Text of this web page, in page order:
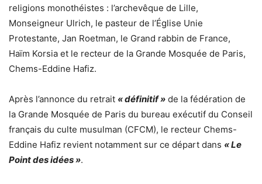
religions monothéistes : l’archevêque de Lille,
Monseigneur Ulrich, le pasteur de l’Église Unie
Protestante, Jan Roetman, le Grand rabbin de France,
Haïm Korsia et le recteur de la Grande Mosquée de Paris,
Chems-Eddine Hafiz.
Après l’annonce du retrait « définitif » de la fédération de
la Grande Mosquée de Paris du bureau exécutif du Conseil
français du culte musulman (CFCM), le recteur Chems-
Eddine Hafiz revient notamment sur ce départ dans « Le
Point des idées ».